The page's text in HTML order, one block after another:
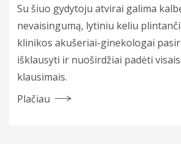
Su šiuo gydytoju atvirai galima
nevaisingumą, lytiniu keliu
klinikos akušeriai-ginekologai
išklausyti ir nuoširdžiai padėti
klausimais.
Plačiau